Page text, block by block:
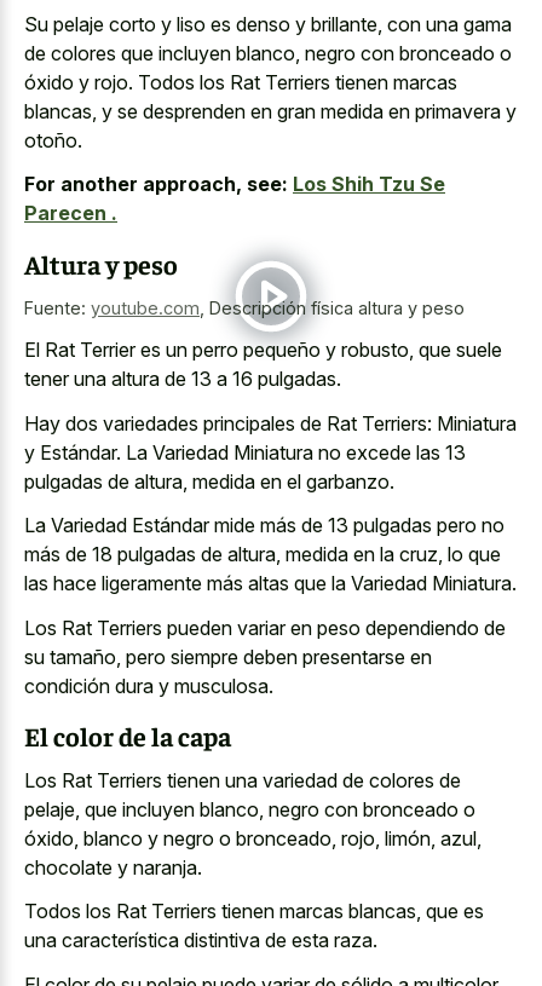
Su pelaje corto y liso es denso y brillante, con una gama
de colores que incluyen blanco, negro con bronceado o
óxido y rojo. Todos los Rat Terriers tienen marcas
blancas, y se desprenden en gran medida en primavera y
otoño.
For another approach, see: Los Shih Tzu Se
Parecen .
Altura y peso
Fuente: youtube.com Descripción física altura y peso
El Rat Terrier es un perro pequeño y robusto, que suele
tener una altura de 13 a 16 pulgadas.
Hay dos variedades principales de Rat Terriers: Miniatura
y Estándar. La Variedad Miniatura no excede las 13
pulgadas de altura, medida en el garbanzo.
La Variedad Estándar mide más de 13 pulgadas pero no
más de 18 pulgadas de altura, medida en la cruz, lo que
las hace ligeramente más altas que la Variedad Miniatura.
Los Rat Terriers pueden variar en peso dependiendo de
su tamaño, pero siempre deben presentarse en
condición dura y musculosa.
El color de la capa
Los Rat Terriers tienen una variedad de colores de
pelaje, que incluyen blanco, negro con bronceado o
óxido, blanco y negro o bronceado, rojo, limón, azul,
chocolate y naranja.
Todos los Rat Terriers tienen marcas blancas, que es
una característica distintiva de esta raza.